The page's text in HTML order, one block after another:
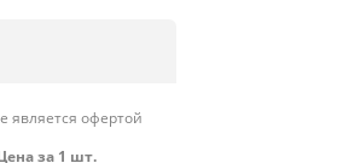
является офертой
за 1 шт.